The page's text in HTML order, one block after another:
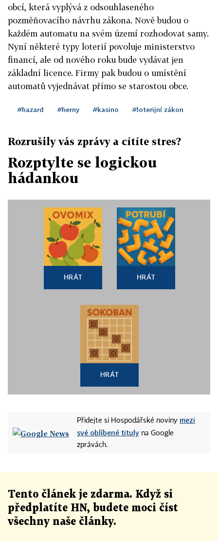
obcí, která vyplývá z odsouhlaseného
pozměňovacího návrhu zákona. Nově budou o
každém automatu na svém území rozhodovat samy.
Nyní některé typy loterií povoluje ministerstvo
financí, ale od nového roku bude vydávat jen
základní licence. Firmy pak budou o umístění
automatů vyjednávat přímo se starostou obce.
#hazard #herny #kasino #loterijní zákon
Rozrušily vás zprávy a cítíte stres?
Rozptylte se logickou
hádankou
HRÁT HRÁT
HRÁT
Přidejte si Hospodářské noviny mezi
své oblíbené tituly na Google
zprávách.
Tento článek je zdarma. Když si
předplatíte HN, budete moci číst
všechny naše články.